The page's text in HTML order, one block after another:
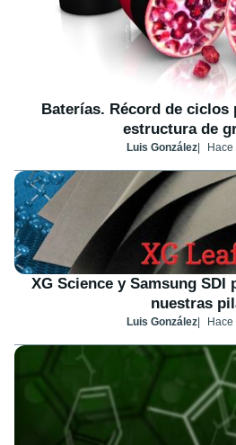
Baterías. Récord de ciclos
estructura de
Luis González
XG Science y Samsung SDI
nuestras
Luis González Hace